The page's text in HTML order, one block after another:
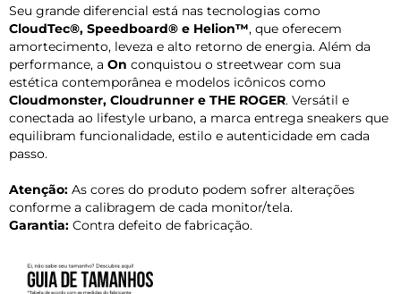
Seu grande diferencial está nas tecnologias como
CloudTec®, Speedboard® e Helion™, que oferecem
amortecimento, leveza e alto retorno de energia. Além da
performance, a On conquistou o streetwear com sua
estética contemporânea e modelos icônicos como
Cloudmonster, Cloudrunner e THE ROGER. Versátil e
conectada ao lifestyle urbano, a marca entrega sneakers que
equilibram funcionalidade, estilo e autenticidade em cada
passo.
Atenção: As cores do produto podem sofrer alterações
conforme a calibragem de cada monitor/tela.
Garantia: Contra defeito de fabricação.